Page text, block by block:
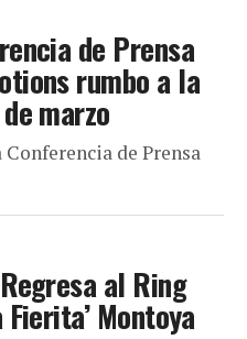
de Prensa
rumbo a la
marzo
de Prensa
Regresa al Ring
Montoya